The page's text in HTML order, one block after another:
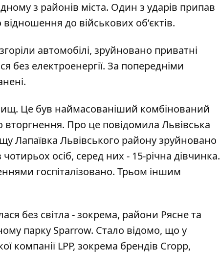
з районів міста. Один з ударів припав
до військових об’єктів.
автомобілі, зруйновано приватні
без електроенергії. За попередніми
Це був наймасованіший комбінований
вторгнення. Про це повідомила Львівська
Лапаївка Львівського району зруйновано
чотирьох осіб, серед них - 15-річна дівчинка.
госпіталізовано. Трьом іншим
без світла - зокрема, райони Рясне та
парку Sparrow. Стало відомо, що у
компанії LPP, зокрема брендів Cropp,